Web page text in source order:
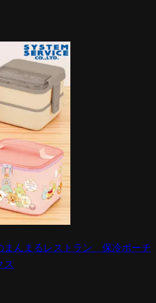
んまるレストラン 保冷ポーチ
ス